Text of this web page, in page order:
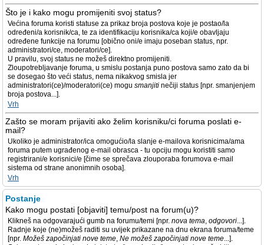
Što je i kako mogu promijeniti svoj status?
Većina foruma koristi statuse za prikaz broja postova koje je postao/la
određeni/a korisnik/ca, te za identifikaciju korisnika/ca koji/e obavljaju
određene funkcije na forumu [obično oni/e imaju poseban status, npr.
administratori/ce, moderatori/ce].
U pravilu, svoj status ne možeš direktno promijeniti.
Zloupotrebljavanje foruma, u smislu postanja puno postova samo zato da bi
se dosegao što veći status, nema nikakvog smisla jer
administratori(ce)/moderatori(ce) mogu smanjiti nečiji status [npr. smanjenjem
broja postova...].
Vrh
Zašto se moram prijaviti ako želim korisniku/ci foruma poslati e-
mail?
Ukoliko je administrator/ica omogućio/la slanje e-mailova korisnicima/ama
foruma putem ugrađenog e-mail obrasca - tu opciju mogu koristiti samo
registrirani/e korisnici/e [čime se sprečava zlouporaba forumova e-mail
sistema od strane anonimnih osoba].
Vrh
Postanje
Kako mogu postati [objaviti] temu/post na forum(u)?
Klikneš na odgovarajući gumb na forumu/temi [npr. nova tema, odgovori...].
Radnje koje (ne)možeš raditi su uvijek prikazane na dnu ekrana foruma/teme
[npr. Možeš započinjati nove teme, Ne možeš započinjati nove teme...].